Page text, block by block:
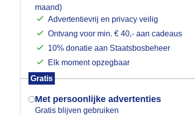
maand)
Advertentievrij en privacy veilig
Ontvang voor min. € 40,- aan cadeaus
10% donatie aan Staatsbosbeheer
Elk moment opzegbaar
Gratis
Met persoonlijke advertenties
Gratis blijven gebruiken
slideshow
Mogen we je locatie gebruiken voor
het weer?
Indien je hier nog geen akkoord op hebt
gegeven, verschijnt er zo een pop-up uit
je browser waarin deze toestemming
gevraagd wordt.